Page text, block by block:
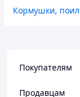
Кормушки,
Покупателям
Продавцам